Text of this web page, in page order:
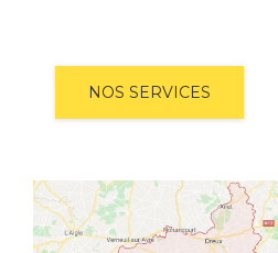
NOS SERVICES